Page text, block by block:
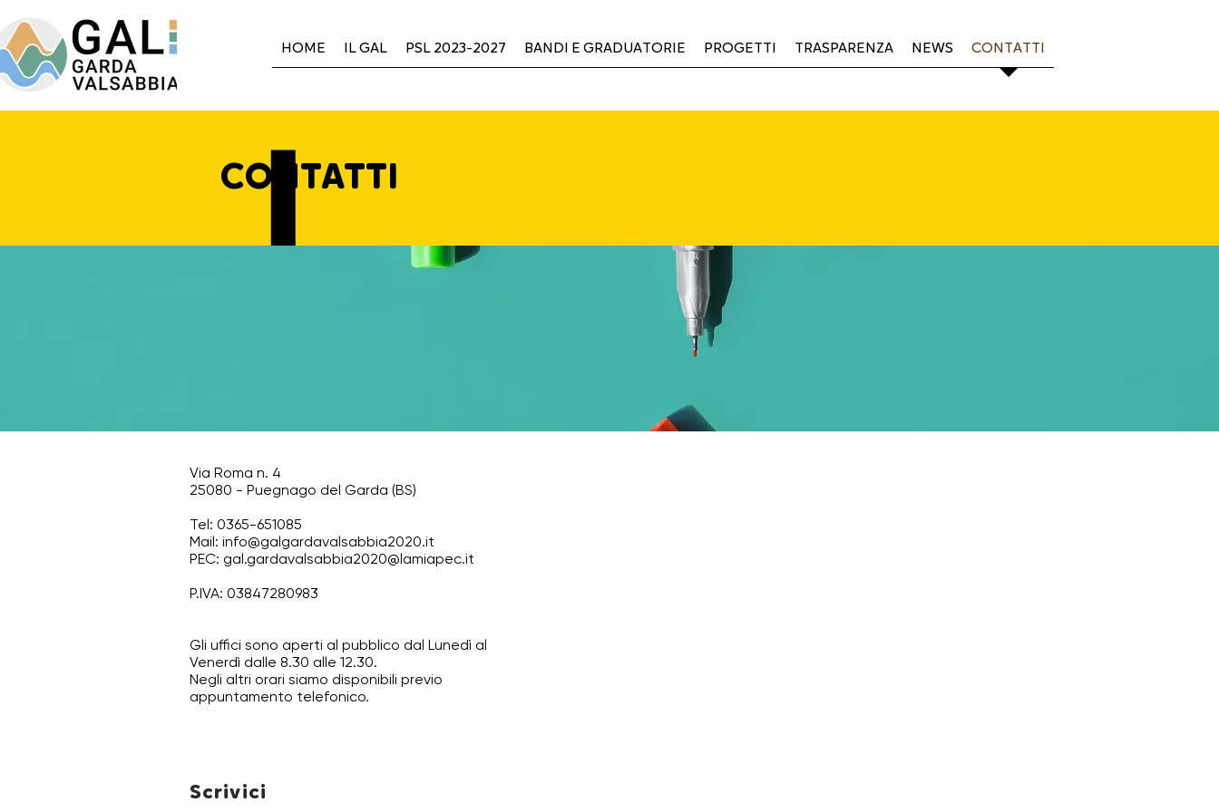
HOME IL GAL PSL 2023-2027 BANDI E GRADUATORIE PROGETTI TRASPARENZA NEWS CONTATTI
CONTATTI
Via Roma n. 4
25080 - Puegnago del Garda (BS)
Tel: 0365-651085
Mail: info@galgardavalsabbia2020.it
PEC: gal.gardavalsabbia2020@lamiapec.it
P.IVA: 03847280983
Gli uffici sono aperti al pubblico dal Lunedì al
Venerdì dalle 8.30 alle 12.30.
Negli altri orari siamo disponibili previo
appuntamento telefonico.
Scrivici